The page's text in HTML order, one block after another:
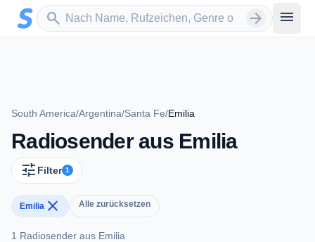
Zum Hauptinhalt springen
search
Sender suchen arrow_forward menu
South America/Argentina/Santa Fe/Emilia
Radiosender aus Emilia
tune Filter 1
Emilia close Alle zurücksetzen
1 Radiosender aus Emilia